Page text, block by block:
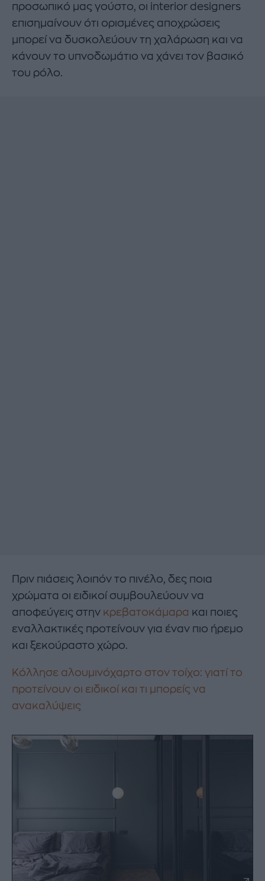
προσωπικό μας γούστο, οι interior designers
επισημαίνουν ότι ορισμένες αποχρώσεις
μπορεί να δυσκολεύουν τη χαλάρωση και να
κάνουν το υπνοδωμάτιο να χάνει τον βασικό
του ρόλο.
Πριν πιάσεις λοιπόν το πινέλο, δες ποια
χρώματα οι ειδικοί συμβουλεύουν να
αποφεύγεις στην κρεβατοκάμαρα και ποιες
εναλλακτικές προτείνουν για έναν πιο ήρεμο
και ξεκούραστο χώρο.
Κόλλησε αλουμινόχαρτο στον τοίχο: γιατί το
προτείνουν οι ειδικοί και τι μπορείς να
ανακαλύψεις